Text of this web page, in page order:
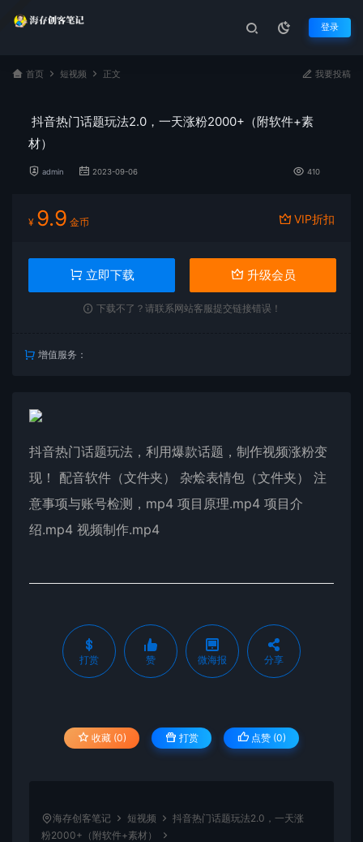
登录
首页 短视频 正文 我要投稿
抖音热门话题玩法2.0，一天涨粉2000+（附软件+素
材）
admin 2023-09-06 410
¥ 9.9 金币 VIP折扣
立即下载 升级会员
下载不了？请联系网站客服提交链接错误！
增值服务：
抖音热门话题玩法，利用爆款话题，制作视频涨粉变
现！ 配音软件（文件夹） 杂烩表情包（文件夹） 注
意事项与账号检测，mp4 项目原理.mp4 项目介
绍.mp4 视频制作.mp4
打赏 赞 微海报 分享
收藏 (0) 打赏 点赞 (0)
海存创客笔记 短视频
抖音热门话题玩法2.0，一天涨
粉2000+（附软件+素材）